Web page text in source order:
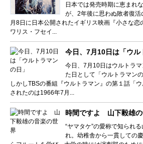
日本では発売時期に恵まれ
が、2年後に思わぬ敗者復
月8日に日本公開されたイギリス映画『小さな
ワリス・フセイ...
今日、7月10日は「ウル
今日、7月10日はウルトラ
た日として「ウルトラマン
しかしTBSの番組『ウルトラマン』の第１話「
されたのは1966年7月...
時間ですよ 山下毅雄
“ヤマタケ”の愛称で知られ
れ。幼稚舎から一貫しての